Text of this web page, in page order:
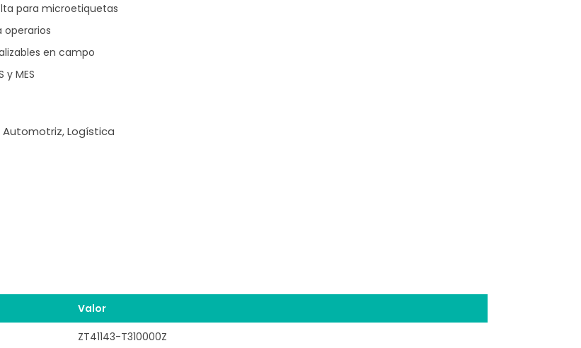
para microetiquetas
operarios
en campo
y MES
Logística
Valor
ZT41143-T310000Z